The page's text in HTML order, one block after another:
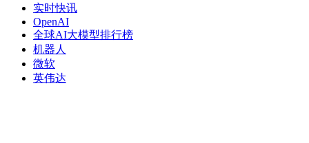
实时快讯
OpenAI
全球AI大模型排行榜
机器人
微软
英伟达